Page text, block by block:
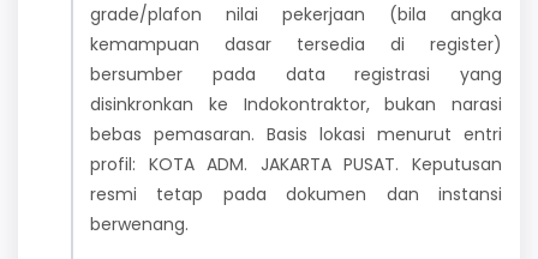
grade/plafon nilai pekerjaan (bila angka
kemampuan dasar tersedia di register)
bersumber pada data registrasi yang
disinkronkan ke Indokontraktor, bukan narasi
bebas pemasaran. Basis lokasi menurut entri
profil: KOTA ADM. JAKARTA PUSAT. Keputusan
resmi tetap pada dokumen dan instansi
berwenang.